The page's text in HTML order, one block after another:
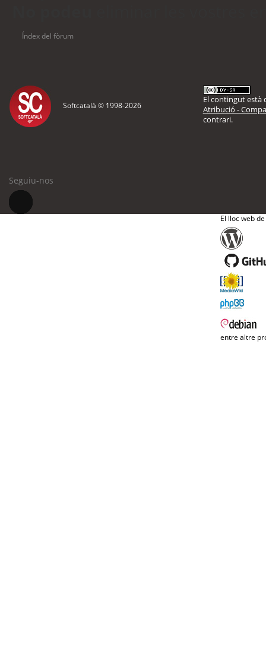
Índex del fòrum
Softcatalà © 1998-2026
El contingut està
Atribució -
contrari.
Seguiu-nos
El lloc web
entre altre